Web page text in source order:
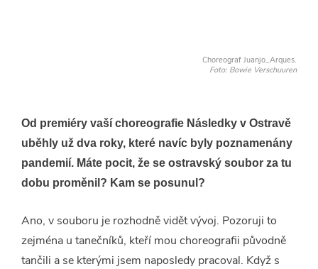
Choreograf Juanjo_Arques.
Foto: Bowie Verschuuren
Od premiéry vaší choreografie Následky v Ostravě
uběhly už dva roky, které navíc byly poznamenány
pandemií. Máte pocit, že se ostravský soubor za tu
dobu proměnil? Kam se posunul?
Ano, v souboru je rozhodně vidět vývoj. Pozoruji to
zejména u tanečníků, kteří mou choreografii původně
tančili a se kterými jsem naposledy pracoval. Když s